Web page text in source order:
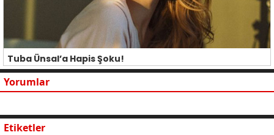
Tuba Ünsal’a Hapis Şoku!
Yorumlar
Etiketler